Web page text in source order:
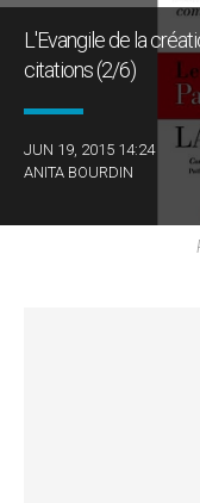
L'Evangile de la
citations (2/6)
JUN 19, 2015 14:24
ANITA BOURDIN